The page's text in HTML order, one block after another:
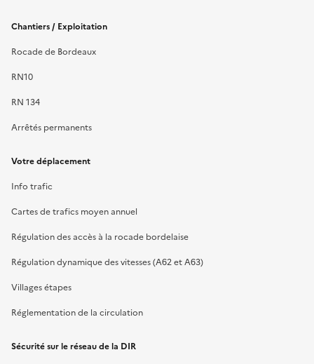
Chantiers / Exploitation
Rocade de Bordeaux
RN10
RN 134
Arrêtés permanents
Votre déplacement
Info trafic
Cartes de trafics moyen annuel
Régulation des accès à la rocade bordelaise
Régulation dynamique des vitesses (A62 et A63)
Villages étapes
Réglementation de la circulation
Sécurité sur le réseau de la DIR